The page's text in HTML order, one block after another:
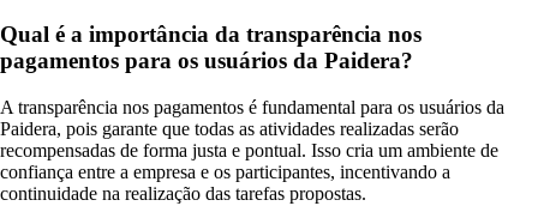
Qual é a importância da transparência nos
pagamentos para os usuários da Paidera?
A transparência nos pagamentos é fundamental para os usuários da
Paidera, pois garante que todas as atividades realizadas serão
recompensadas de forma justa e pontual. Isso cria um ambiente de
confiança entre a empresa e os participantes, incentivando a
continuidade na realização das tarefas propostas.